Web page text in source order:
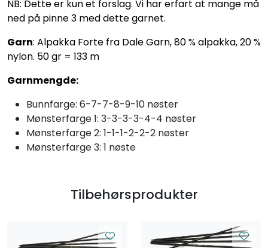
NB: Dette er kun et forslag. Vi har erfart at mange må
ned på pinne 3 med dette garnet.
Garn: Alpakka Forte fra Dale Garn, 80 % alpakka, 20 %
nylon. 50 gr = 133 m
Garnmengde:
Bunnfarge: 6-7-7-8-9-10 nøster
Mønsterfarge 1: 3-3-3-3-4-4 nøster
Mønsterfarge 2: 1-1-1-2-2-2 nøster
Mønsterfarge 3: 1 nøste
Tilbehørsprodukter